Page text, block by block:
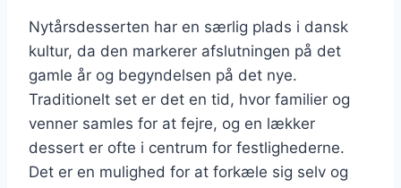
Nytårsdesserten har en særlig plads i dansk
kultur, da den markerer afslutningen på det
gamle år og begyndelsen på det nye.
Traditionelt set er det en tid, hvor familier og
venner samles for at fejre, og en lækker
dessert er ofte i centrum for festlighederne.
Det er en mulighed for at forkæle sig selv og